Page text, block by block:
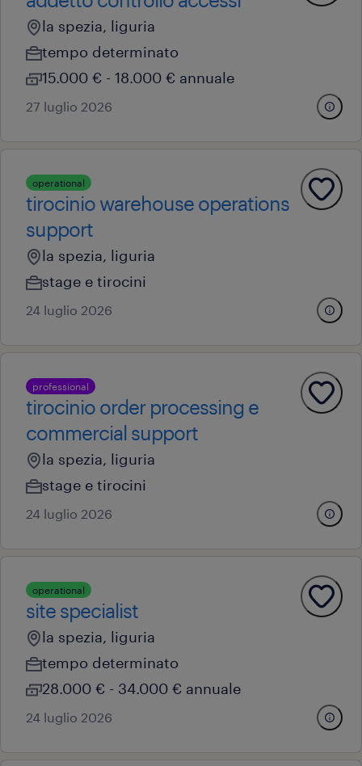
la spezia, liguria
tempo determinato
15.000 € - 18.000 € annuale
27 luglio 2026
operational
tirocinio warehouse operations
support
la spezia, liguria
stage e tirocini
24 luglio 2026
professional
tirocinio order processing e
commercial support
la spezia, liguria
stage e tirocini
24 luglio 2026
operational
site specialist
la spezia, liguria
tempo determinato
28.000 € - 34.000 € annuale
24 luglio 2026